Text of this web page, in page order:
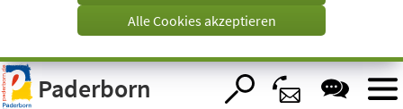
Visuelle
Assistenzsoftware
öffnen.
Alle Cookies akzeptieren
Paderborn